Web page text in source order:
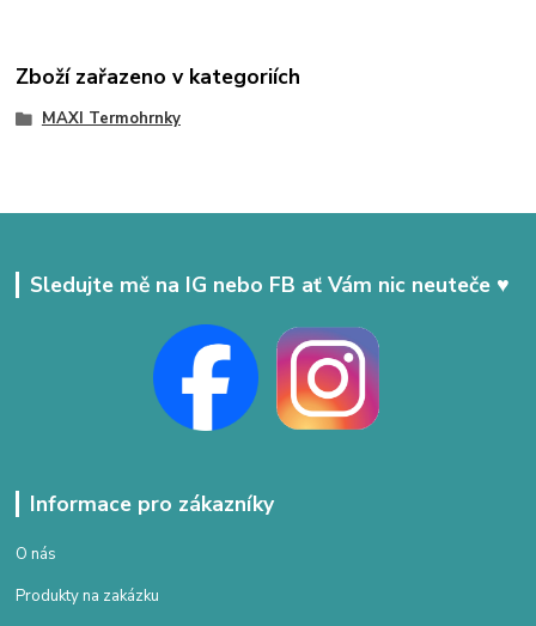
Zboží zařazeno v kategoriích
MAXI Termohrnky
Sledujte mě na IG nebo FB ať Vám nic neuteče ♥
Informace pro zákazníky
O nás
Produkty na zakázku